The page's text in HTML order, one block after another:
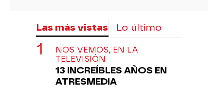
Las más vistas Lo último
NOS VEMOS, EN LA
TELEVISIÓN
13 INCREÍBLES AÑOS EN
ATRESMEDIA